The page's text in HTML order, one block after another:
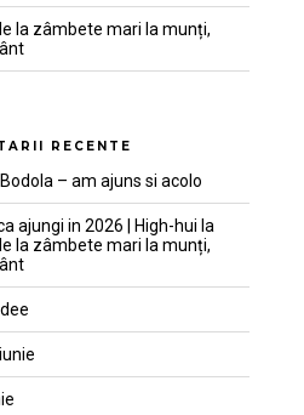
la zâmbete mari la munți,
RECENTE
– am ajuns si acolo
ajungi in 2026 | High-hui la
la zâmbete mari la munți,